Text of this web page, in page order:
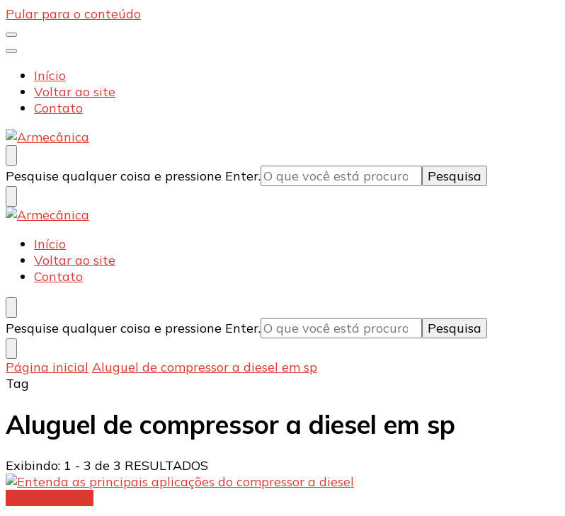
Pular para o conteúdo
Início
Voltar ao site
Contato
Armecânica
Blog
Procurando
algo?
Pesquise qualquer coisa e pressione Enter.
Armecânica
Blog
Início
Voltar ao site
Contato
Procurando
algo?
Pesquise qualquer coisa e pressione Enter.
Página inicial Aluguel de compressor a diesel em sp
Tag
Aluguel de compressor a diesel em sp
Exibindo: 1 - 3 de 3 RESULTADOS